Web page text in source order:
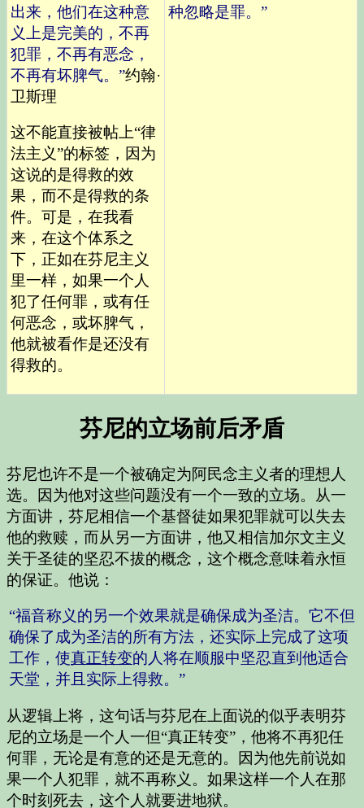
出来，他们在这种意
义上是完美的，不再
犯罪，不再有恶念，
不再有坏脾气。”约翰·
卫斯理
这不能直接被帖上“律
法主义”的标签，因为
这说的是得救的效
果，而不是得救的条
件。可是，在我看
来，在这个体系之
下，正如在芬尼主义
里一样，如果一个人
犯了任何罪，或有任
何恶念，或坏脾气，
他就被看作是还没有
得救的。
种忽略是罪。”
芬尼的立场前后矛盾
芬尼也许不是一个被确定为阿民念主义者的理想人
选。因为他对这些问题没有一个一致的立场。从一
方面讲，芬尼相信一个基督徒如果犯罪就可以失去
他的救赎，而从另一方面讲，他又相信加尔文主义
关于圣徒的坚忍不拔的概念，这个概念意味着永恒
的保证。他说：
“福音称义的另一个效果就是确保成为圣洁。它不但
确保了成为圣洁的所有方法，还实际上完成了这项
工作，使真正转变的人将在顺服中坚忍直到他适合
天堂，并且实际上得救。”
从逻辑上将，这句话与芬尼在上面说的似乎表明芬
尼的立场是一个人一但“真正转变”，他将不再犯任
何罪，无论是有意的还是无意的。因为他先前说如
果一个人犯罪，就不再称义。如果这样一个人在那
个时刻死去，这个人就要进地狱。